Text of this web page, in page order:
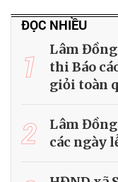
ĐỌC NHIỀU
1
Lâm
thi Báo
giỏi toàn
2
Lâm
các ngày